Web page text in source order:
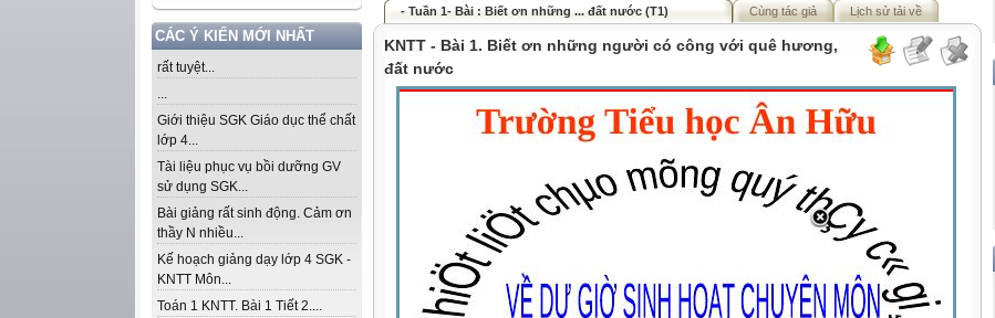
CÁC Ý KIẾN MỚI NHẤT
rất tuyệt...
...
Giới thiệu SGK Giáo dục thể chất
lớp 4...
Tài liệu phục vụ bồi dưỡng GV
sử dụng SGK...
Bài giảng rất sinh động. Cảm ơn
thầy N nhiều...
Kế hoạch giảng dạy lớp 4 SGK -
KNTT Môn...
Toán 1 KNTT. Bài 1 Tiết 2....
- Tuần 1- Bài : Biết ơn những ... đất nước (T1) Cùng tác giả Lịch sử tải về
KNTT - Bài 1. Biết ơn những người có công với quê hương,
đất nước